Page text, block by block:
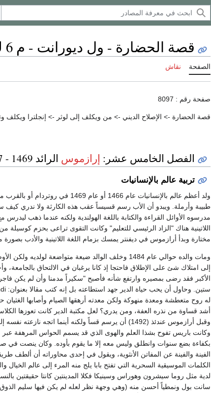
قصة الحضارة - ول ديورانت - م 6 ك 1 ف 15
الصفحة نقاش
صفحة رقم : 8097
قصة الحضارة -> الإصلاح الديني -> من ويكلف إلى لوثر -> إنجلترا ويكلف
الفصل الخامس عشر: إرازموس الرائد 1469 - 1517
تربية عالم بالإنسانيات
ولد أعظم عالم بالإنسانيات عام
طبيبة وأرملة. ويبدو أن الأب رسم قسيساً عقب هذه الكارثة ولا ندري
مدرسوه الأوائل القراءة والكتابة باللغة الهولندية ولكنه عندما ذهب
اللاتينية هناك "الزاد الرئيسي للتعليم" وكانت التقوى تراعى بحزم
مختارة وبدأ أرازموس في ديفنتر يمسك بزمام اللغة اللاتينية والأدب بصورة
ومات والده حوالي عام 1484 وخلف الوالد ضيعة متواضعة
إلى امتلاك شئ على الإطلاق فاحتجا إذ كانا يرغبان في الالتحاق
الأكبر فقد رضى بمصيره وارتفع شأنه فأصبح "سكيراً مدمنا وأن لم يكن
له روح متعطشة ومعدة منهوكة ولكن معدته أرهقها الصيام وأصابها
أشد قساوة من نذره العفة، ومن يدري؟ لعل مكتبة الدير كانت تعوزها
وقبل أرازموس عندئذ (1492) أن يرسم قساً ولكنه أينما
وكانت باريس تفوح بشذا العلم والهوى الذي قد يسمم الحواس المرهفة
بكفاءة بضع سنوات وانطلق وليس معه إلا ما يقوم بأوده. وكان ينصت في
الفينة والفينة عن المفاتن الأنثوية، ويقول في إحدى محاوراته أن ألطف
الكلمات الموسيقية السحرية التي تفتح بابا يلج منه المرء إلى عالم
لدية مثل روما سيشرون وهوراس وسينيكا فكلا المدينتين كانتا حقيقتين
سانت بول ونمطياً أحسن منه (وهي وجهة نظر لعله لم يكن فيها سليم الذوق